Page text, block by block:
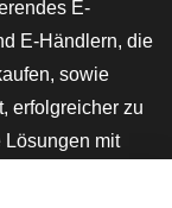
E-
E-Händlern, die
sowie
erfolgreicher zu
Lösungen mit